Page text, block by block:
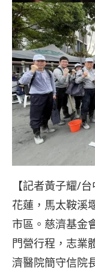
【記者黃子耀/
花蓮，馬太鞍溪
市區。慈濟基金
門營行程，志業
濟醫院簡守信院